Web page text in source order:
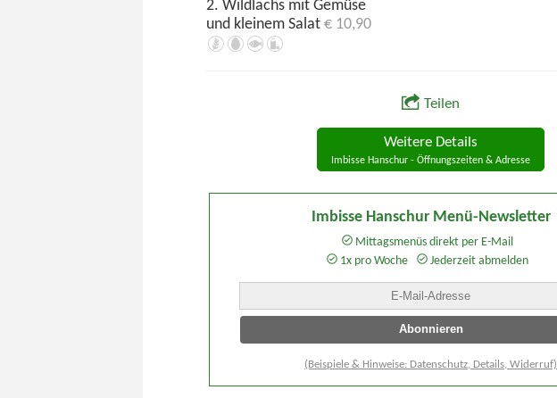
2. Wildlachs mit Gemüse
und kleinem Salat € 10,90
Teilen
Weitere Details
Imbisse Hanschur - Öffnungszeiten & Adresse
Imbisse Hanschur Menü-Newsletter
Mittagsmenüs direkt per E-Mail
1x pro Woche
Jederzeit abmelden
(Beispiele & Hinweise: Datenschutz, Details, Widerruf)